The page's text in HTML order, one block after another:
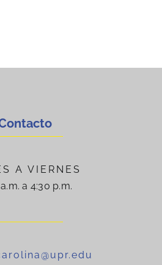
A VIERNES
a 4:30 p.m.